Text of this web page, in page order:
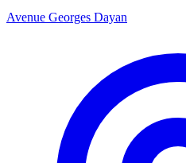
Avenue Georges Dayan